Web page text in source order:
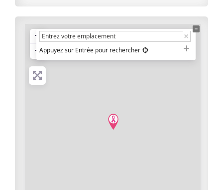
+
−Appuyez sur Entrée pour rechercher